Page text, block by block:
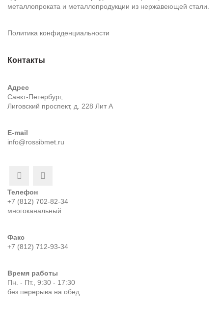
металлопроката и металлопродукции из нержавеющей стали.
Политика конфиденциальности
Контакты
Адрес
Санкт-Петербург,
Лиговский проспект, д. 228 Лит А
E-mail
info@rossibmet.ru
Телефон
+7 (812) 702-82-34
многоканальный
Факс
+7 (812) 712-93-34
Время работы
Пн. - Пт., 9:30 - 17:30
без перерыва на обед